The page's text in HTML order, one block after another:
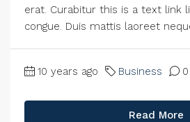
erat. Curabitur this is a text link
congue. Duis mattis laoreet
10 years ago Business 0
Read More